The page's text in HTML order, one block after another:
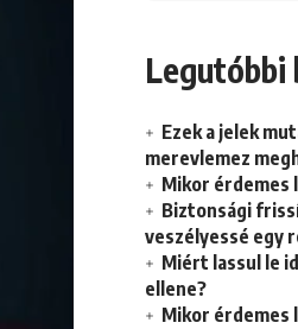
Legutóbbi
Ezek a jelek
merevlemez
Mikor érdemes
Biztonsági
veszélyessé egy
Miért lassul le
ellene?
Mikor érdemes